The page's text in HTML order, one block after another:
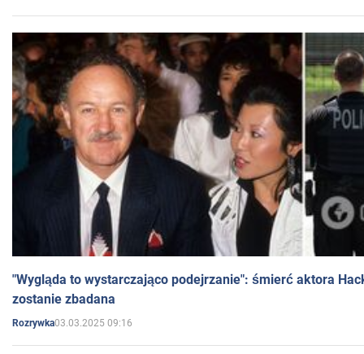
"Wygląda to wystarczająco podejrzanie": śmierć aktora
zostanie zbadana
Rozrywka03.03.2025 09:16